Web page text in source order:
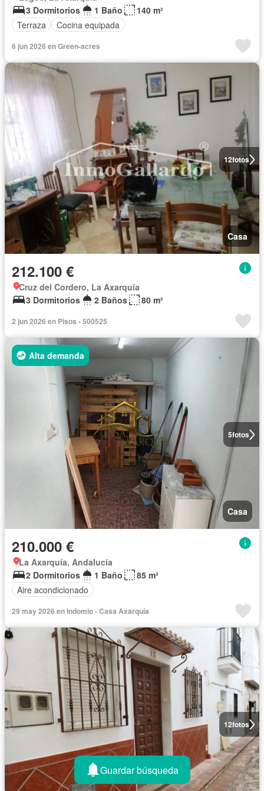
3 Dormitorios
1 Baño
140 m²
Terraza
Cocina equipada
6 jun 2026 en Green-acres
12fotos
Casa
212.100 €
Cruz del Cordero, La Axarquía
3 Dormitorios
2 Baños 80 m²
2 jun 2026 en Pisos - 500525
5fotos
Alta demanda
Casa
210.000 €
La Axarquía, Andalucía
2 Dormitorios
1 Baño
85 m²
Aire acondicionado
29 may 2026 en Indomio - Casa Axarquía
12fotos
Guardar búsqueda